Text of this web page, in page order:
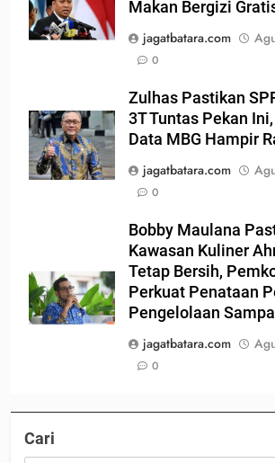
Makan Bergizi
jagatbatara.com
0
Zulhas Pastikan
3T Tuntas Pekan
Data MBG Hampir
jagatbatara.com
0
Bobby Maulana
Kawasan Kuliner
Tetap Bersih,
Perkuat Penataan
Pengelolaan
jagatbatara.com
0
Cari